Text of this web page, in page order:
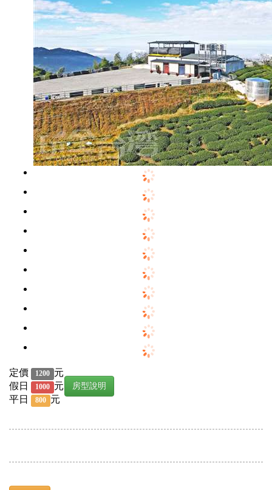
定價 1200 元
假日
1000 元
平日
800 元
房型說明